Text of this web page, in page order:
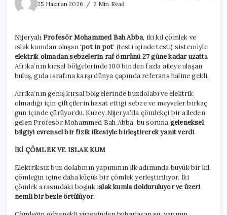
25 Haziran 2026
2 Min Read
bir
ay
taze
kalıyor!
için
NijeryalıProfesör Mohammed Bah Abba, iki kil çömlek ve
ıslak kumdan oluşan ‘pot in pot‘ (testi içinde testi) sistemiyle
elektrik olmadan sebzelerin raf ömrünü 27 güne kadar uzattı.
Afrika’nın kırsal bölgelerinde 100 binden fazla aileye ulaşan
buluş, gıda israfına karşı dünya çapında referans haline geldi.
Afrika’nın geniş kırsal bölgelerinde buzdolabı ve elektrik
olmadığı için çiftçilerin hasat ettiği sebze ve meyveler birkaç
gün içinde çürüyordu. Kuzey Nijerya’da çömlekçi bir aileden
gelen Profesör Mohammed Bah Abba, bu soruna geleneksel
bilgiyi evrensel bir fizik ilkesiyle birleştirerek yanıt verdi.
İKİ ÇÖMLEK VE ISLAK KUM
Elektriksiz buz dolabının yapımının ilk adımında büyük bir kil
çömleğin içine daha küçük bir çömlek yerleştiriliyor. İki
çömlek arasındaki boşluk ıslak kumla dolduruluyor ve üzeri
nemli bir bezle örtülüyor.